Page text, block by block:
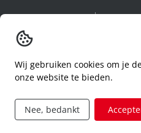
algemene
code of
aanvraag rechten
Wij gebruiken cookies om je
onze website te bieden.
Nee, bedankt